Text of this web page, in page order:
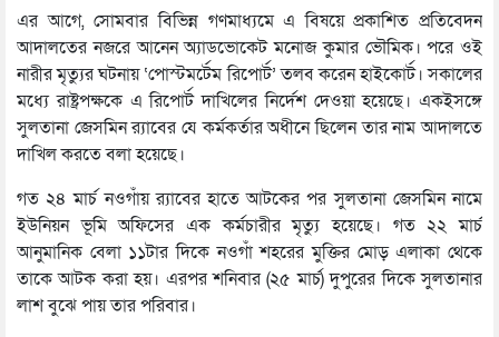
এর আগে, সোমবার বিভিন্ন গণমাধ্যমে এ বিষয়ে প্রকাশিত প্রতিবেদন
আদালতের নজরে আনেন অ্যাডভোকেট মনোজ কুমার ভৌমিক। পরে ওই
নারীর মৃত্যুর ঘটনায় ‘পোস্টমর্টেম রিপোর্ট’ তলব করেন হাইকোর্ট। সকালের
মধ্যে রাষ্ট্রপক্ষকে এ রিপোর্ট দাখিলের নির্দেশ দেওয়া হয়েছে। একইসঙ্গে
সুলতানা জেসমিন র‍্যাবের যে কর্মকর্তার অধীনে ছিলেন তার নাম আদালতে
দাখিল করতে বলা হয়েছে।
গত ২৪ মার্চ নওগাঁয় র‌্যাবের হাতে আটকের পর সুলতানা জেসমিন নামে
ইউনিয়ন ভূমি অফিসের এক কর্মচারীর মৃত্যু হয়েছে। গত ২২ মার্চ
আনুমানিক বেলা ১১টার দিকে নওগাঁ শহরের মুক্তির মোড় এলাকা থেকে
তাকে আটক করা হয়। এরপর শনিবার (২৫ মার্চ) দুপুরের দিকে সুলতানার
লাশ বুঝে পায় তার পরিবার।